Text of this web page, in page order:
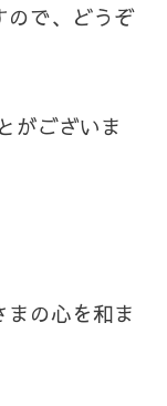
ので、どうぞ
がございま
の心を和ま